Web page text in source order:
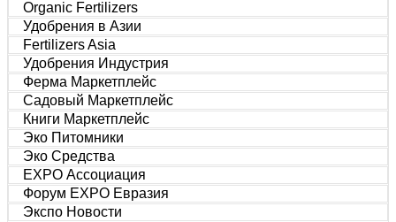
Organic Fertilizers
Удобрения в Азии
Fertilizers Asia
Удобрения Индустрия
Ферма Маркетплейс
Садовый Маркетплейс
Книги Маркетплейс
Эко Питомники
Эко Средства
EXPO Ассоциация
Форум EXPO Евразия
Экспо Новости